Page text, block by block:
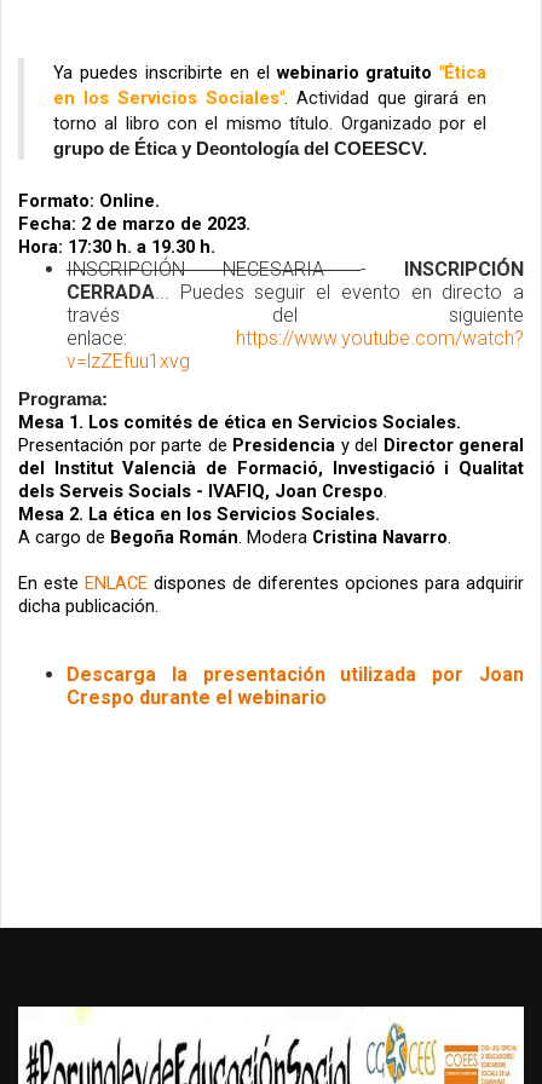
Ya puedes inscribirte en el webinario gratuito "Ética
en los Servicios Sociales". Actividad que girará en
grupo de Ética y Deontología del COEESCV.
Formato: Online.
Fecha: 2 de marzo de 2023.
Hora: 17:30 h. a 19.30 h.
INSCRIPCIÓN NECESARIA- INSCRIPCIÓN
CERRADA... Puedes seguir el evento en directo a
través del siguiente
enlace: https://www.youtube.com/watch?
v=lzZEfuu1xvg
Programa:
Mesa 1. Los comités de ética en Servicios Sociales.
Presentación por parte de Presidencia y del Director general
del Institut Valencià de Formació, Investigació i Qualitat
dels Serveis Socials - IVAFIQ, Joan Crespo.
Mesa 2. La ética en los Servicios Sociales.
A cargo de Begoña Román. Modera Cristina Navarro.
En este ENLACE dispones de diferentes opciones para adquirir
dicha publicación.
Descarga la presentación utilizada por Joan
Crespo durante el webinario